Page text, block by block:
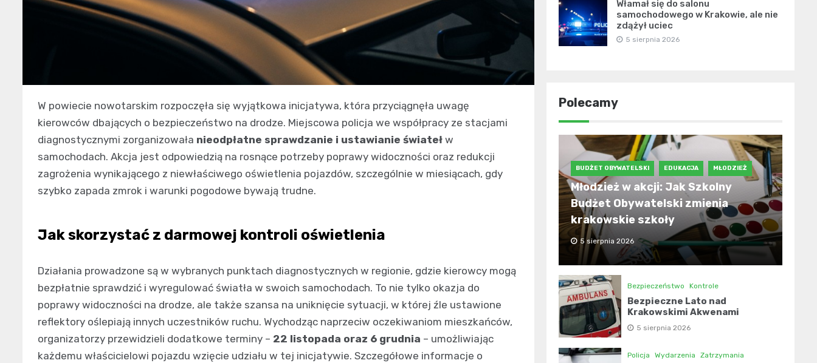
W powiecie nowotarskim rozpoczęła się wyjątkowa inicjatywa, która przyciągnęła uwagę
kierowców dbających o bezpieczeństwo na drodze. Miejscowa policja we współpracy ze stacjami
diagnostycznymi zorganizowała nieodpłatne sprawdzanie i ustawianie świateł w
samochodach. Akcja jest odpowiedzią na rosnące potrzeby poprawy widoczności oraz redukcji
zagrożenia wynikającego z niewłaściwego oświetlenia pojazdów, szczególnie w miesiącach, gdy
szybko zapada zmrok i warunki pogodowe bywają trudne.
Jak skorzystać z darmowej kontroli oświetlenia
Działania prowadzone są w wybranych punktach diagnostycznych w regionie, gdzie kierowcy mogą
bezpłatnie sprawdzić i wyregulować światła w swoich samochodach. To nie tylko okazja do
poprawy widoczności na drodze, ale także szansa na uniknięcie sytuacji, w której źle ustawione
reflektory oślepiają innych uczestników ruchu. Wychodząc naprzeciw oczekiwaniom mieszkańców,
organizatorzy przewidzieli dodatkowe terminy – 22 listopada oraz 6 grudnia – umożliwiając
każdemu właścicielowi pojazdu wzięcie udziału w tej inicjatywie. Szczegółowe informacje o
Włamał się do salonu
samochodowego w Krakowie, ale nie
zdążył uciec
5 sierpnia 2026
Polecamy
BUDŻET OBYWATELSKI EDUKACJA MŁODZIEŻ
Młodzież w akcji: Jak Szkolny
Budżet Obywatelski zmienia
krakowskie szkoły
5 sierpnia 2026
Bezpieczeństwo Kontrole
Bezpieczne Lato nad
Krakowskimi Akwenami
5 sierpnia 2026
Policja Wydarzenia Zatrzymania